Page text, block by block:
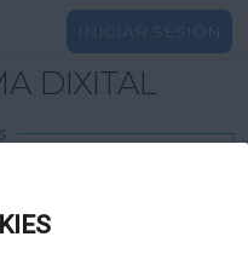
PÚBLICAINICIAR SESIÓN
DIXITAL